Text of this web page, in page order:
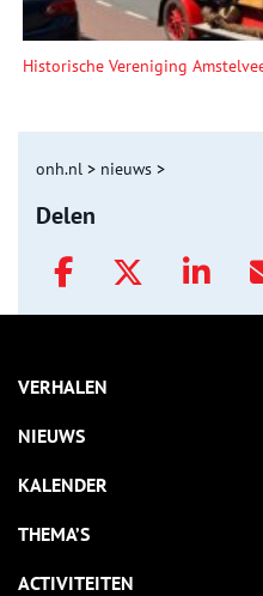
Historische Vereniging
onh.nl > nieuws >
Delen
VERHALEN
NIEUWS
KALENDER
THEMA’S
ACTIVITEITEN